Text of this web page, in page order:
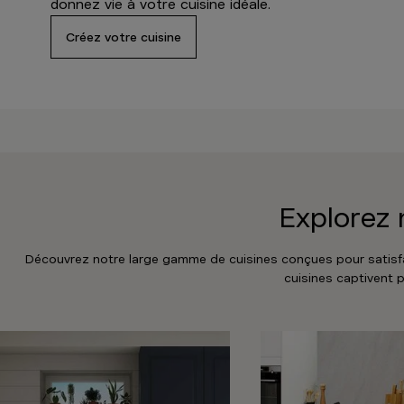
donnez vie à votre cuisine idéale.
Créez votre cuisine
Découvrez notre large gamme de cuisines conçues pour
cuisines captivent